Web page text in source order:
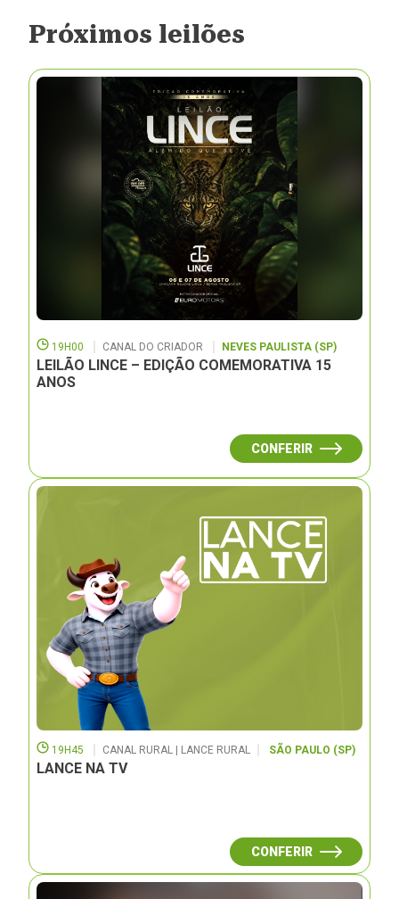
Próximos leilões
19H00 CANAL DO CRIADOR NEVES PAULISTA (SP)
LEILÃO LINCE – EDIÇÃO COMEMORATIVA 15
ANOS
CONFERIR
19H45 CANAL RURAL | LANCE RURAL SÃO PAULO (SP)
LANCE NA TV
CONFERIR